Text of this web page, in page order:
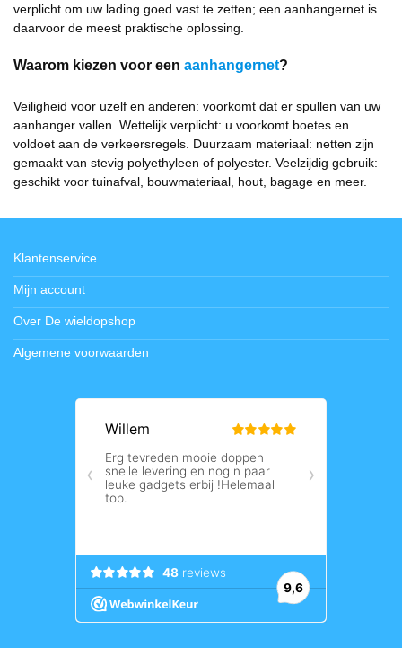
verplicht om uw lading goed vast te zetten; een aanhangernet is
daarvoor de meest praktische oplossing.
Waarom kiezen voor een aanhangernet?
Veiligheid voor uzelf en anderen: voorkomt dat er spullen van uw
aanhanger vallen. Wettelijk verplicht: u voorkomt boetes en
voldoet aan de verkeersregels. Duurzaam materiaal: netten zijn
gemaakt van stevig polyethyleen of polyester. Veelzijdig gebruik:
geschikt voor tuinafval, bouwmateriaal, hout, bagage en meer.
Klantenservice
Mijn account
Over De wieldopshop
Algemene voorwaarden